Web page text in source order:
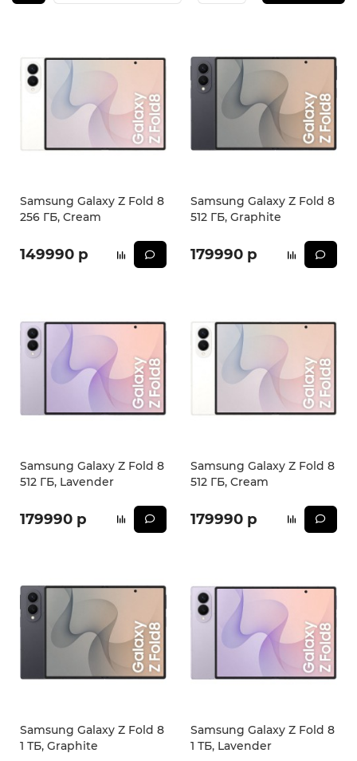
Все категории (12)
Все категории (9)
Mac Studio
Mac Mini
HomePod
Все категории (17)
Samsung Galaxy Z Fold 8
256 ГБ, Cream
149990 р
Samsung Galaxy Z Fold 8
512 ГБ, Graphite
179990 р
Samsung Galaxy Z Fold 8
512 ГБ, Lavender
179990 р
Samsung Galaxy Z Fold 8
512 ГБ, Cream
179990 р
Samsung Galaxy Z Fold 8
1 ТБ, Graphite
Samsung Galaxy Z Fold 8
1 ТБ, Lavender